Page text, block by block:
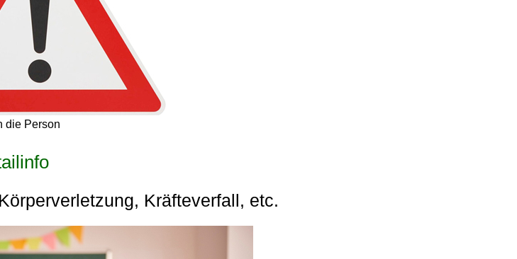
die Person
Kräfteverfall, etc.